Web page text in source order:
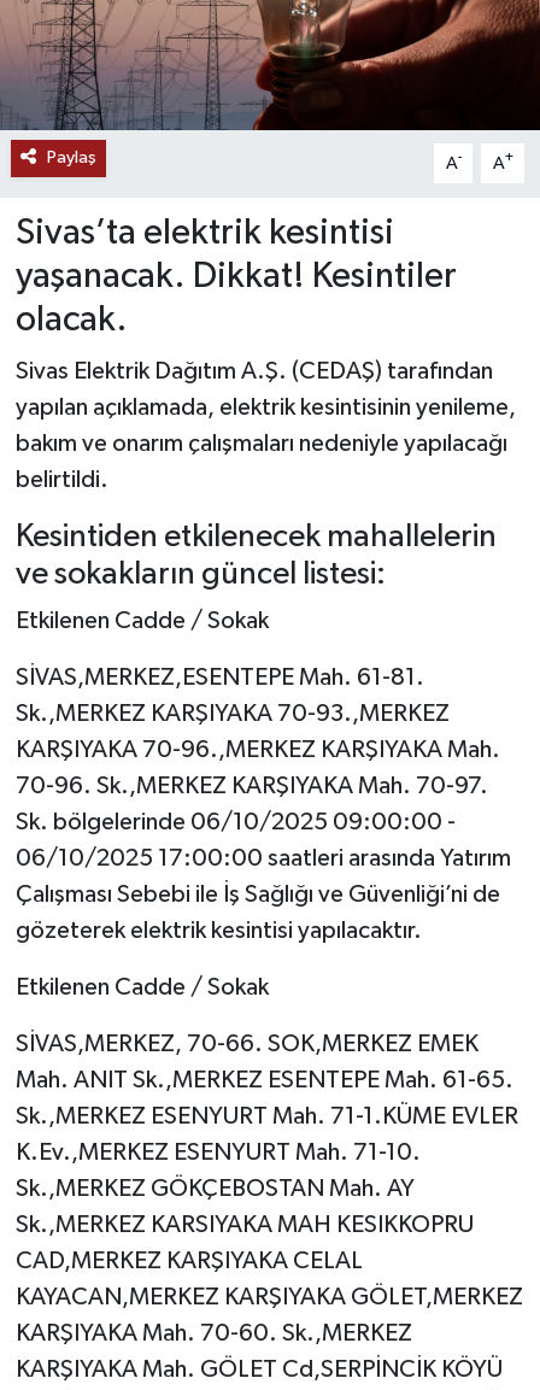
Paylaş A- A+
Sivas’ta elektrik kesintisi
yaşanacak. Dikkat! Kesintiler
olacak.
Sivas Elektrik Dağıtım A.Ş. (CEDAŞ) tarafından
yapılan açıklamada, elektrik kesintisinin yenileme,
bakım ve onarım çalışmaları nedeniyle yapılacağı
belirtildi.
Kesintiden etkilenecek mahallelerin
ve sokakların güncel listesi:
Etkilenen Cadde / Sokak
SİVAS,MERKEZ,ESENTEPE Mah. 61-81.
Sk.,MERKEZ KARŞIYAKA 70-93.,MERKEZ
KARŞIYAKA 70-96.,MERKEZ KARŞIYAKA Mah.
70-96. Sk.,MERKEZ KARŞIYAKA Mah. 70-97.
Sk. bölgelerinde 06/10/2025 09:00:00 -
06/10/2025 17:00:00 saatleri arasında Yatırım
Çalışması Sebebi ile İş Sağlığı ve Güvenliği’ni de
gözeterek elektrik kesintisi yapılacaktır.
Etkilenen Cadde / Sokak
SİVAS,MERKEZ, 70-66. SOK,MERKEZ EMEK
Mah. ANIT Sk.,MERKEZ ESENTEPE Mah. 61-65.
Sk.,MERKEZ ESENYURT Mah. 71-1.KÜME EVLER
K.Ev.,MERKEZ ESENYURT Mah. 71-10.
Sk.,MERKEZ GÖKÇEBOSTAN Mah. AY
Sk.,MERKEZ KARSIYAKA MAH KESIKKOPRU
CAD,MERKEZ KARŞIYAKA CELAL
KAYACAN,MERKEZ KARŞIYAKA GÖLET,MERKEZ
KARŞIYAKA Mah. 70-60. Sk.,MERKEZ
KARŞIYAKA Mah. GÖLET Cd,SERPİNCİK KÖYÜ
SİYASET
SOSYAL YARDIMLAR
SPONSORLU YAZI
SPOR
YAŞAM